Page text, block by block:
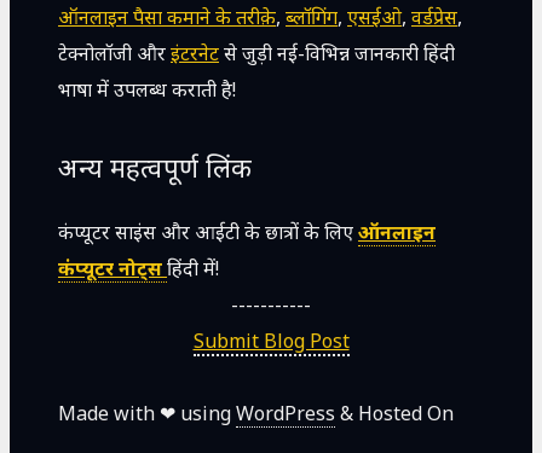
ऑनलाइन पैसा कमाने के तरीक़े, ब्लॉगिंग, एसईओ, वर्डप्रेस,
टेक्नोलॉजी औरइंटरनेटसे जुड़ी नई-विभिन्न जानकारी हिंदी
भाषा में उपलब्ध कराती है!
अन्य महत्वपूर्ण लिंक
कंप्यूटर साइंस और आईटी के छात्रों के लिएऑनलाइन
कंप्यूटर नोट्सहिंदी में!
-----------
Submit Blog Post
Made with ❤ usingWordPress & Hosted On